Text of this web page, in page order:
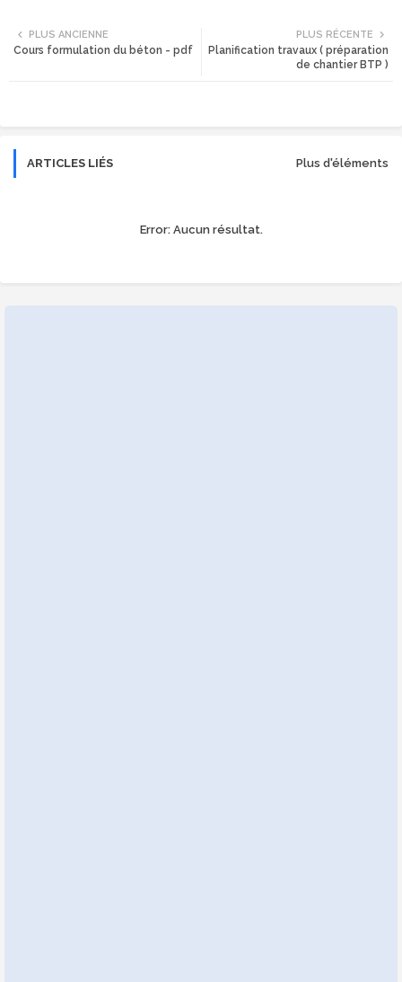
tte ats
PLUS RÉCENTE
Planification travaux ( préparation
de chantier BTP )
PLUS ANCIENNE
Cours formulation du béton - pdf
ARTICLES LIÉS Plus d'éléments
Error:Aucun résultat.